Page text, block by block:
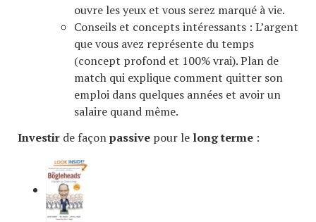
ouvre les yeux et vous serez marqué à vie.
Conseils et concepts intéressants : L’argent
que vous avez représente du temps
(concept profond et 100% vrai). Plan de
match qui explique comment quitter son
emploi dans quelques années et avoir un
salaire quand même.
Investir de façonpassive pour le long terme :